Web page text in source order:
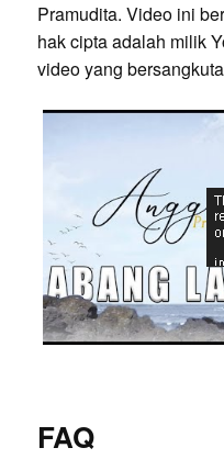
Pramudita. Video ini
hak cipta adalah milik
video yang
FAQ